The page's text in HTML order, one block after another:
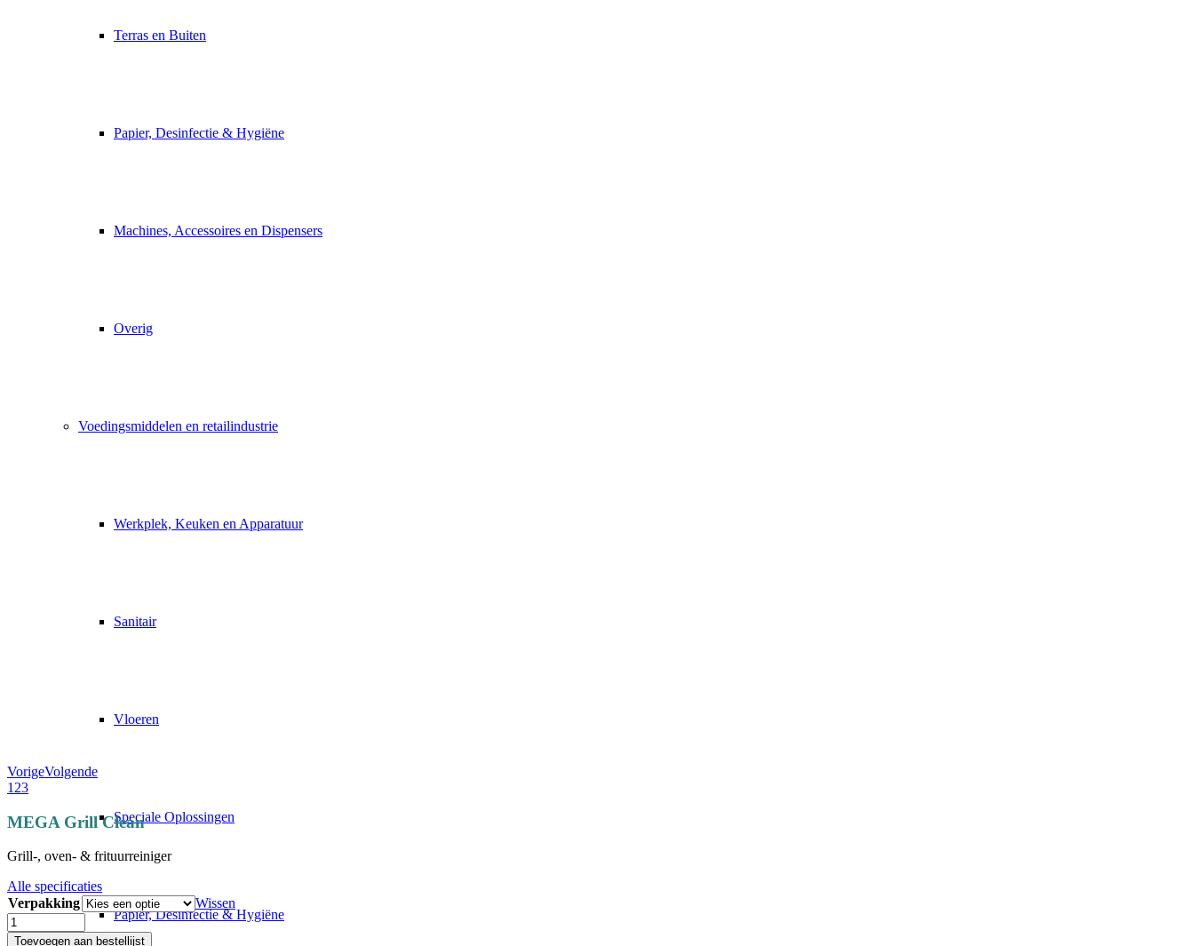
Terras en Buiten
Papier, Desinfectie & Hygiëne
Machines, Accessoires en Dispensers
Overig
Voedingsmiddelen en retailindustrie
Werkplek, Keuken en Apparatuur
Sanitair
Vloeren
Speciale Oplossingen
Papier, Desinfectie & Hygiëne
VorigeVolgende
1 23
MEGA Grill Clean
Grill-, oven- & frituurreiniger
Alle specificaties
Verpakking
Wissen
MEGA
Grill
Toevoegen aan bestellijst